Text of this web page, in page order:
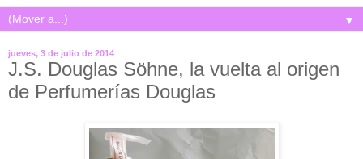
▼
jueves, 3 de julio de 2014
J.S. Douglas Söhne, la vuelta al origen
de Perfumerías Douglas